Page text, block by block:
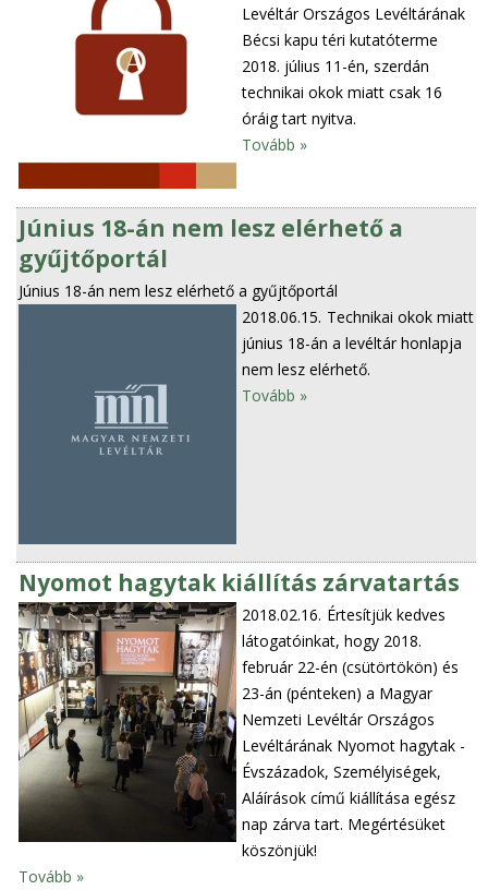
Levéltár Országos Levéltárának
Bécsi kapu téri kutatóterme
2018. július 11-én, szerdán
technikai okok miatt csak 16
óráig tart nyitva.
Tovább »
Június 18-án nem lesz elérhető a
gyűjtőportál
Június 18-án nem lesz elérhető a gyűjtőportál
2018.06.15. Technikai okok miatt
június 18-án a levéltár honlapja
nem lesz elérhető.
Tovább »
Nyomot hagytak kiállítás zárvatartás
2018.02.16. Értesítjük kedves
látogatóinkat, hogy 2018.
február 22-én (csütörtökön) és
23-án (pénteken) a Magyar
Nemzeti Levéltár Országos
Levéltárának Nyomot hagytak -
Évszázadok, Személyiségek,
Aláírások című kiállítása egész
nap zárva tart. Megértésüket
köszönjük!
Tovább »